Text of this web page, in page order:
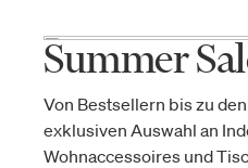
Summer
Von Bestsellern bis zu
exklusiven Auswahl an
Wohnaccessoires und